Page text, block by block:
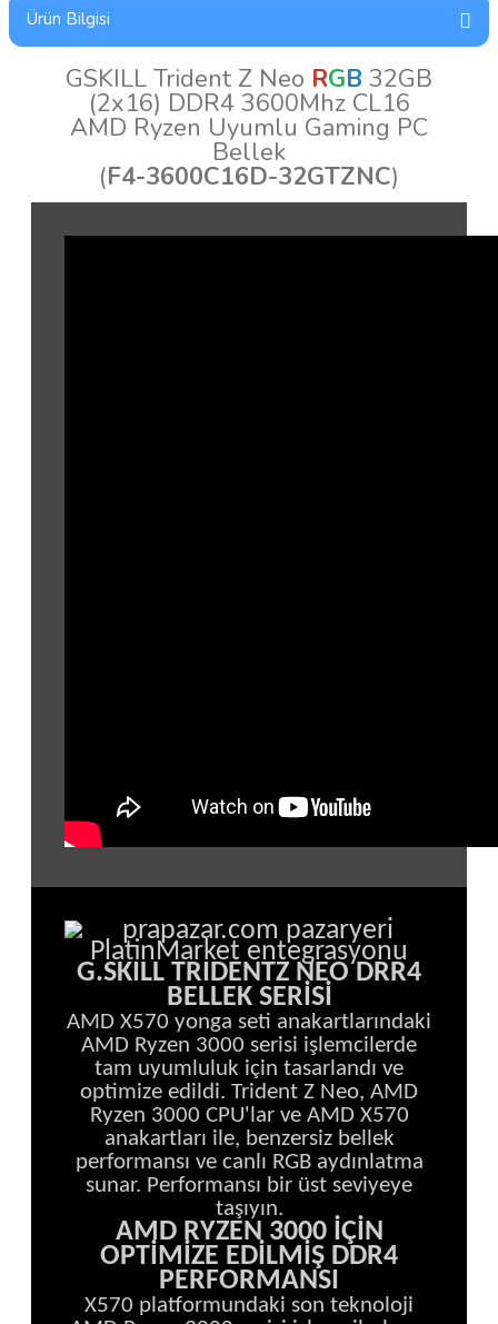
Ürün Bilgisi
GSKILL Trident Z Neo RGB 32GB
(2x16) DDR4 3600Mhz CL16
AMD Ryzen Uyumlu Gaming PC
Bellek
(F4-3600C16D-32GTZNC)
G.SKILL TRIDENTZ NEO DRR4
BELLEK SERİSİ
AMD X570 yonga seti anakartlarındaki
AMD Ryzen 3000 serisi işlemcilerde
tam uyumluluk için tasarlandı ve
optimize edildi. Trident Z Neo, AMD
Ryzen 3000 CPU'lar ve AMD X570
anakartları ile, benzersiz bellek
performansı ve canlı RGB aydınlatma
sunar. Performansı bir üst seviyeye
taşıyın.
AMD RYZEN 3000 İÇİN
OPTİMİZE EDİLMİŞ DDR4
PERFORMANSI
X570 platformundaki son teknoloji